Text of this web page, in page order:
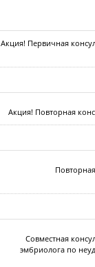
Акция! Первичная
Акция! Повторная
Совместная
эмбриолога по